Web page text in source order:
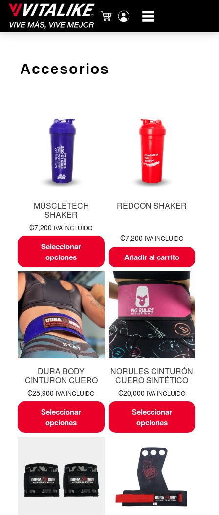
Carrito
cuenta
Accesorios
MUSCLETECH
SHAKER
₡7,200 IVA INCLUIDO
Seleccionar
opciones
REDCON SHAKER
₡7,200 IVA INCLUIDO
Añadir al carrito
DURA BODY
CINTURON CUERO
₡25,900 IVA INCLUIDO
Seleccionar
opciones
NORULES CINTURÓN
CUERO SINTÉTICO
₡20,000 IVA INCLUIDO
Seleccionar
opciones